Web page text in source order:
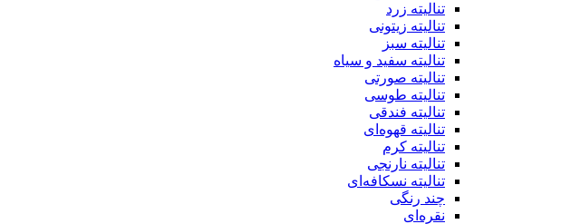
تنالیته زرد
تنالیته زیتونی
تنالیته سبز
تنالیته سفید و سیاه
تنالیته صورتی
تنالیته طوسی
تنالیته فندقی
تنالیته قهوه‌ای
تنالیته کرم
تنالیته نارنجی
تنالیته نسکافه‌ای
چند رنگی
نقره‌ای